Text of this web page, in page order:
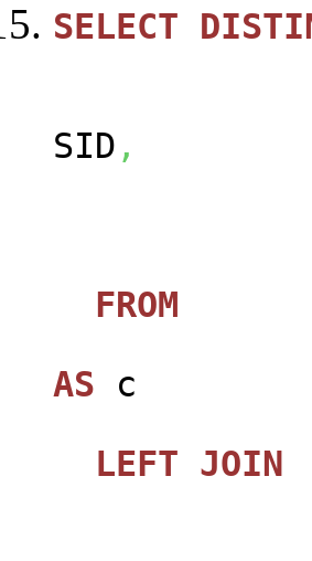
SELECT
SID ,
FROM
AS c
LEFT JOIN